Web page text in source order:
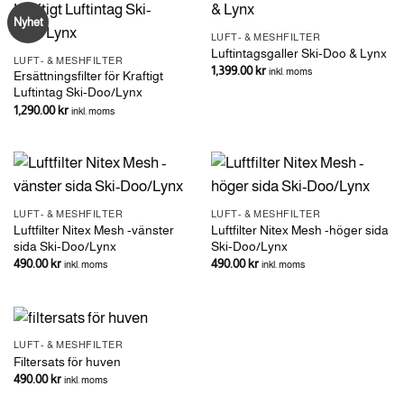
Nyhet
LUFT- & MESHFILTER
Ersättningsfilter för Kraftigt
Luftintag Ski-Doo/Lynx
1,290.00kr inkl. moms
LUFT- & MESHFILTER
Luftintagsgaller Ski-Doo & Lynx
1,399.00kr inkl. moms
LUFT- & MESHFILTER
Luftfilter Nitex Mesh -vänster
sida Ski-Doo/Lynx
490.00kr inkl. moms
LUFT- & MESHFILTER
Luftfilter Nitex Mesh -höger sida
Ski-Doo/Lynx
490.00kr inkl. moms
LUFT- & MESHFILTER
Filtersats för huven
490.00kr inkl. moms